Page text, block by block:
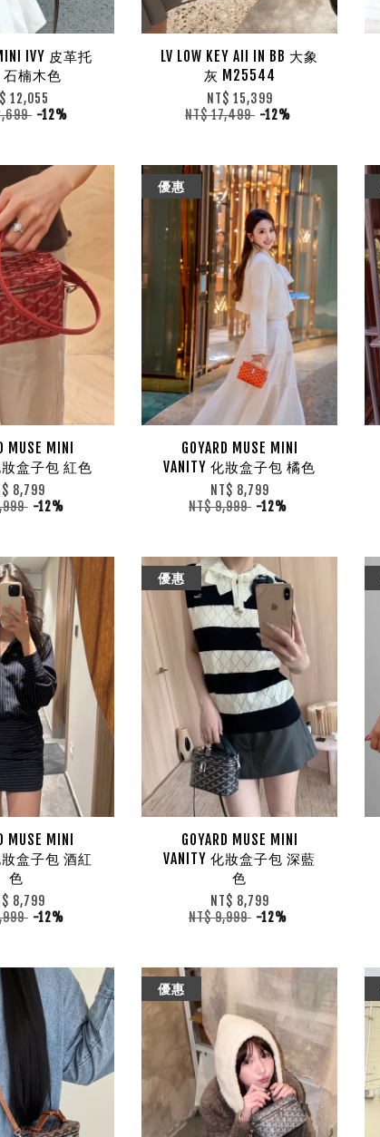
IVY 皮革托
石楠木色
12,055
-12%
LV LOW KEY AII IN BB 大象
灰 M25544
NT$ 15,399
NT$ 17,499 -12%
MUSE MINI
妝盒子包 紅色
8,799
-12%
優惠
GOYARD MUSE MINI
VANITY 化妝盒子包 橘色
NT$ 8,799
NT$ 9,999 -12%
MUSE MINI
妝盒子包 酒紅
色
8,799
-12%
優惠
GOYARD MUSE MINI
VANITY 化妝盒子包 深藍
色
NT$ 8,799
NT$ 9,999 -12%
優惠